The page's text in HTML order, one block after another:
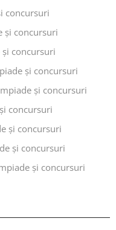
concursuri
și concursuri
concursuri
și concursuri
și concursuri
concursuri
și concursuri
și concursuri
și concursuri